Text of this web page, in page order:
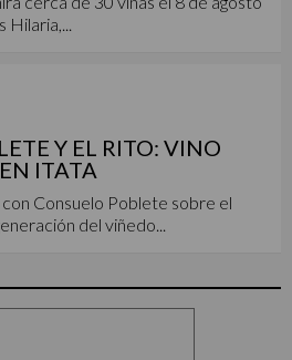
Y EL RITO: VINO
ITATA
Consuelo Poblete sobre el
del viñedo...